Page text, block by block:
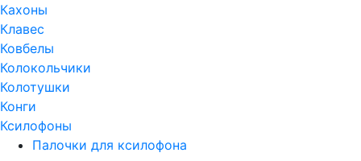
Кахоны
Клавес
Ковбелы
Колокольчики
Колотушки
Конги
Ксилофоны
Палочки для ксилофона